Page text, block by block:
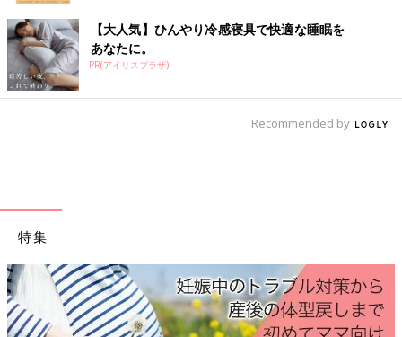
を毎月書き出してみるだけでも、気づけることがあるはずです」
（曽田照子さん）
子どもが「習い事を辞めたい」と言った
を通して、子どもが幸せになるために大切なこ
代、お小遣い、交通費、教材費、制服・カバン代、積立金など
は、子どもが小さいうちは読みづらいもの。学費とは別に準備で
きるといいですね。
（取材・文／橋本真理子、たまひよONLINE編集部）
曽田照子さん
【大人気】ひんやり冷感寝具で快適な睡眠を
あなたに。
PR(アイリスプラザ)
Recommended by
特集